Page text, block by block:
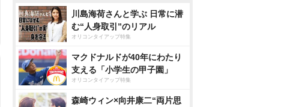
川島海荷さんと学ぶ 日常に潜
む“人身取引”のリアル
オリコンタイアップ特集
マクドナルドが40年にわたり
支える「小学生の甲子園」
オリコンタイアップ特集
森崎ウィン×向井康二“両片思